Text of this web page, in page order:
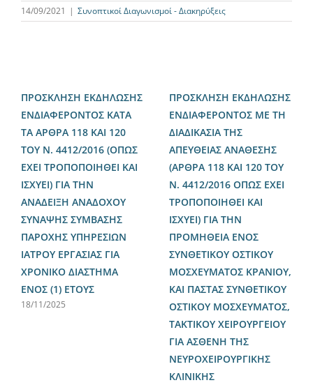
14/09/2021 | Συνοπτικοί Διαγωνισμοί - Διακηρύξεις
ΠΡΟΣΚΛΗΣΗ ΕΚΔΗΛΩΣΗΣ
ΕΝΔΙΑΦΕΡΟΝΤΟΣ ΚΑΤΑ
ΤΑ ΑΡΘΡΑ 118 ΚΑΙ 120
ΤΟΥ Ν. 4412/2016 (ΟΠΩΣ
ΕΧΕΙ ΤΡΟΠΟΠΟΙΗΘΕΙ ΚΑΙ
ΙΣΧΥΕΙ) ΓΙΑ ΤΗΝ
ΑΝΑΔΕΙΞΗ ΑΝΑΔΟΧΟΥ
ΣΥΝΑΨΗΣ ΣΥΜΒΑΣΗΣ
ΠΑΡΟΧΗΣ ΥΠΗΡΕΣΙΩΝ
ΙΑΤΡΟΥ ΕΡΓΑΣΙΑΣ ΓΙΑ
ΧΡΟΝΙΚΟ ΔΙΑΣΤΗΜΑ
ΕΝΟΣ (1) ΕΤΟΥΣ
18/11/2025
ΠΡΟΣΚΛΗΣΗ ΕΚΔΗΛΩΣΗΣ
ΕΝΔΙΑΦΕΡΟΝΤΟΣ ΜΕ ΤΗ
ΔΙΑΔΙΚΑΣΙΑ ΤΗΣ
ΑΠΕΥΘΕΙΑΣ ΑΝΑΘΕΣΗΣ
(ΑΡΘΡΑ 118 ΚΑΙ 120 ΤΟΥ
Ν. 4412/2016 ΟΠΩΣ ΕΧΕΙ
ΤΡΟΠΟΠΟΙΗΘΕΙ ΚΑΙ
ΙΣΧΥΕΙ) ΓΙΑ ΤΗΝ
ΠΡΟΜΗΘΕΙΑ ΕΝΟΣ
ΣΥΝΘΕΤΙΚΟΥ ΟΣΤΙΚΟΥ
ΜΟΣΧΕΥΜΑΤΟΣ ΚΡΑΝΙΟΥ,
ΚΑΙ ΠΑΣΤΑΣ ΣΥΝΘΕΤΙΚΟΥ
ΟΣΤΙΚΟΥ ΜΟΣΧΕΥΜΑΤΟΣ,
ΤΑΚΤΙΚΟΥ ΧΕΙΡΟΥΡΓΕΙΟΥ
ΓΙΑ ΑΣΘΕΝΗ ΤΗΣ
ΝΕΥΡΟΧΕΙΡΟΥΡΓΙΚΗΣ
ΚΛΙΝΙΚΗΣ